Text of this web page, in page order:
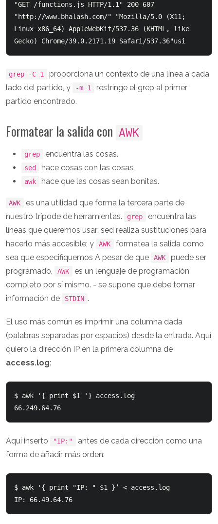
"GET /functions.js HTTP/1.1" 200 607
"http://www.bhalash.com/" "Mozilla/5.0 (X11;
Linux x86_64) AppleWebKit/537.36 (KHTML, like
grep -C 1
proporciona un contexto de una línea a cada
lado del partido, y
-m 1
restringe el grep al primer
partido encontrado.
Formatear la salida con AWK
grep encuentra las cosas.
sed hace cosas con las cosas.
awk hace que las cosas sean bonitas.
AWK
es una utilidad que forma la tercera parte de
nuestro trípode de herramientas.
grep
encuentra las
líneas que queremos usar; sed realiza sustituciones para
hacerlo más accesible; y
AWK
formatea la salida como
sea que especifiquemos A pesar de que
AWK
puede ser
programado,
AWK
es un lenguaje de programación
completo por sí mismo. - se supone que debe tomar
información de
STDIN .
El uso más común es imprimir una columna dada
(palabras separadas por espacios) desde la entrada. Aquí
quiero la dirección IP en la primera columna de
access.log:
$ awk '{ print $1 '} access.log
Aquí inserto "IP:"
antes de cada dirección como una
forma de añadir más orden:
$ awk '{ print "IP: " $1 }’ < access.log